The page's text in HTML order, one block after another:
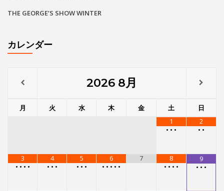
THE GEORGE’S SHOW WINTER
カレンダー
2026 8月
月 火 水 木 金 土
日
1
• • •
2
• •
3
• • • •
4
• • •
5
• • •
6
• • • • •
7
8
• • • •
9
• • •